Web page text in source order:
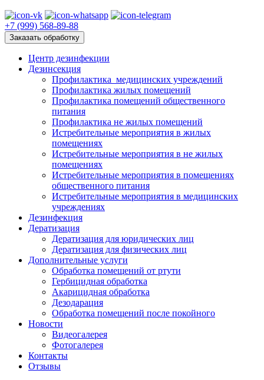
+7 (999) 568-89-88
Заказать обработку
Центр дезинфекции
Дезинсекция
Профилактика медицинских учреждений
Профилактика жилых помещений
Профилактика помещений общественного
питания
Профилактика не жилых помещений
Истребительные мероприятия в жилых
помещениях
Истребительные мероприятия в не жилых
помещениях
Истребительные мероприятия в помещениях
общественного питания
Истребительные мероприятия в медицинских
учреждениях
Дезинфекция
Дератизация
Дератизация для юридических лиц
Дератизация для физических лиц
Дополнительные услуги
Обработка помещений от ртути
Гербицидная обработка
Акарицидная обработка
Дезодарация
Обработка помещений после покойного
Новости
Видеогалерея
Фотогалерея
Контакты
Отзывы